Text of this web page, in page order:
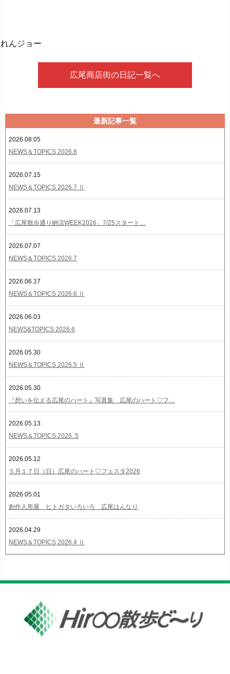
れんジョー
広尾商店街の日記一覧へ
最新記事一覧
2026.08.05
NEWS＆TOPICS 2026.8
2026.07.15
NEWS＆TOPICS 2026.7 Ⅱ
2026.07.13
「広尾散歩通り納涼WEEK2026」7/25スタート…
2026.07.07
NEWS＆TOPICS 2026.7
2026.06.17
NEWS＆TOPICS 2026.6 Ⅱ
2026.06.03
NEWS&TOPICS 2026.6
2026.05.30
NEWS＆TOPICS 2026.5 Ⅱ
2026.05.30
『想いを伝える広尾のハート』写真集 広尾のハート♡フ…
2026.05.13
NEWS＆TOPICS 2026. 5
2026.05.12
５月１７日（日）広尾のハート♡フェスタ2026
2026.05.01
創作人形展 ヒトガタいろいろ 広尾はんなり
2026.04.29
NEWS＆TOPICS 2026.4 Ⅱ